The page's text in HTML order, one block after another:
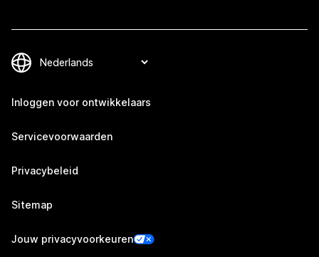
Inloggen voor ontwikkelaars
Servicevoorwaarden
Privacybeleid
Sitemap
Jouw privacyvoorkeuren